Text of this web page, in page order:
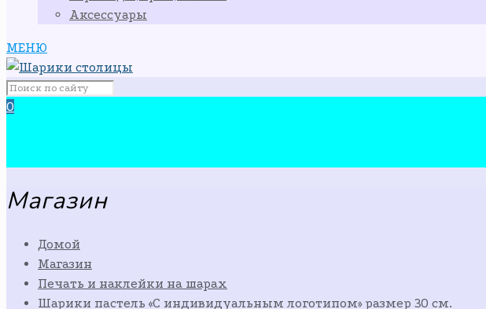
Аксессуары
МЕНЮ
0
Магазин
Домой
Магазин
Печать и наклейки на шарах
Шарики пастель «С индивидуальным логотипом» размер 30 см.